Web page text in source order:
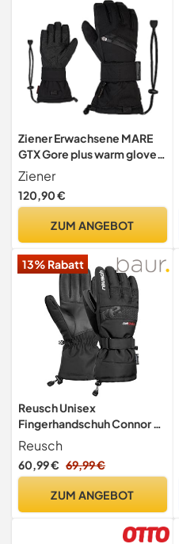
Ziener Erwachsene MARE
GTX Gore plus warm glove
SB Snowboard-
handschuhe, schwarz
(black hb), 9
Ziener
120,90 €
ZUM ANGEBOT
13% Rabatt
Reusch Unisex
Fingerhandschuh Connor R-
TEX XT Black 9,5
Reusch
60,99 € 69,99 €
ZUM ANGEBOT